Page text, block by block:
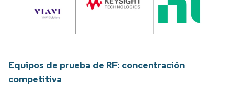
Equipos de prueba de RF: concentración
competitiva